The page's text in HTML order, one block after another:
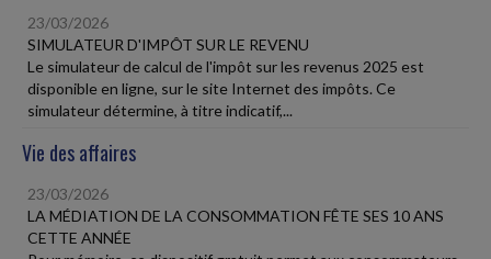
23/03/2026
SIMULATEUR D'IMPÔT SUR LE REVENU
Le simulateur de calcul de l'impôt sur les revenus 2025 est
disponible en ligne, sur le site Internet des impôts. Ce
simulateur détermine, à titre indicatif,...
Vie des affaires
23/03/2026
LA MÉDIATION DE LA CONSOMMATION FÊTE SES 10 ANS
CETTE ANNÉE